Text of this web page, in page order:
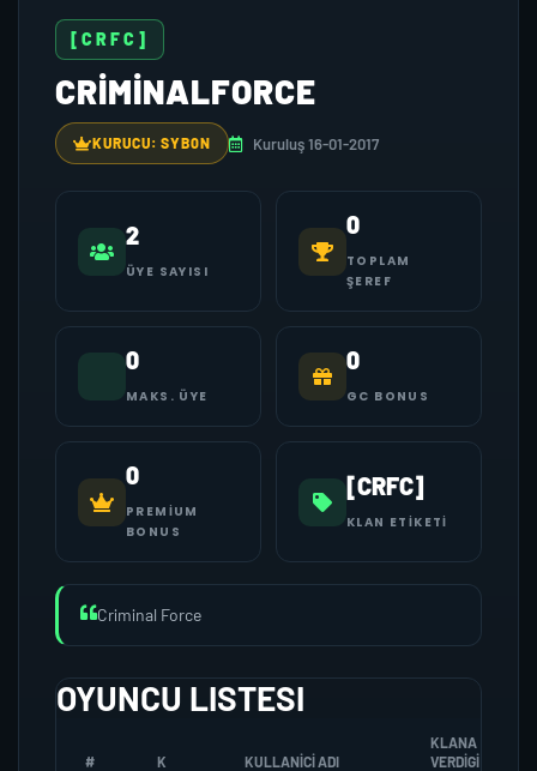
[CRFC]
CRIMINALFORCE
KURUCU: SYB0N Kuruluş 16-01-2017
2
ÜYE SAYISI
0
TOPLAM
ŞEREF
0
MAKS. ÜYE
0
GC BONUS
0
PREMIUM
BONUS
[CRFC]
KLAN ETIKETI
Criminal Force
OYUNCU LISTESI
# K KULLANICI ADI
KLANA
VERDIGI